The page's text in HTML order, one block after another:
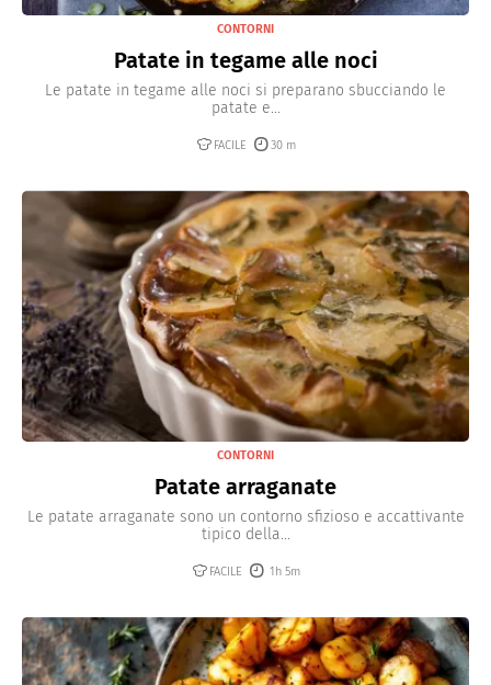
CONTORNI
Patate in tegame alle noci
Le patate in tegame alle noci si preparano sbucciando le
patate e...
FACILE 30 m
CONTORNI
Patate arraganate
Le patate arraganate sono un contorno sfizioso e accattivante
tipico della...
FACILE 1h 5m